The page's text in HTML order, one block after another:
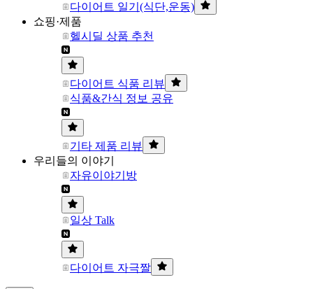
다이어트 일기(식단,운동)
쇼핑·제품
헬시딜 상품 추천
다이어트 식품 리뷰
식품&간식 정보 공유
기타 제품 리뷰
우리들의 이야기
자유이야기방
일상 Talk
다이어트 자극짤